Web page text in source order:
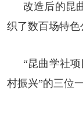
改造后的昆
织了数百场特
“昆曲学社
村振兴”的三位